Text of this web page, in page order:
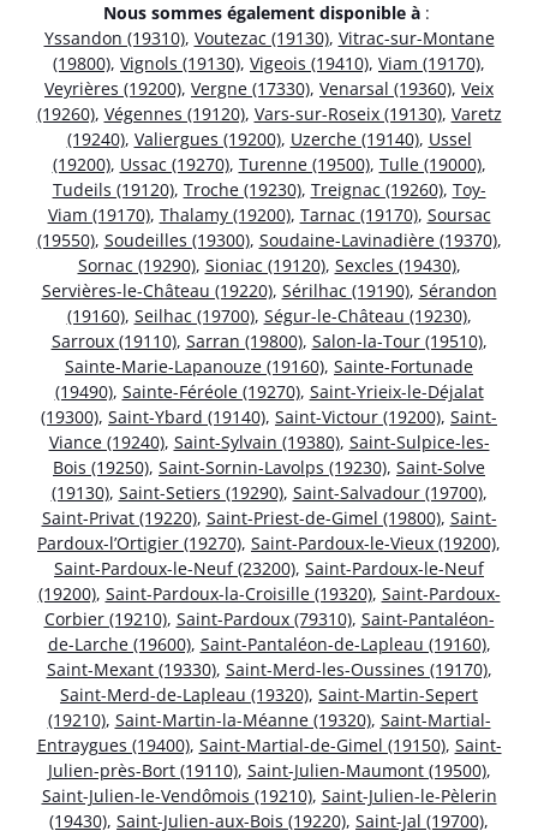
Nous sommes également disponible à :
Yssandon (19310), Voutezac (19130), Vitrac-sur-Montane
(19800), Vignols (19130), Vigeois (19410), Viam (19170),
Veyrières (19200), Vergne (17330), Venarsal (19360), Veix
(19260), Végennes (19120), Vars-sur-Roseix (19130), Varetz
(19240), Valiergues (19200), Uzerche (19140), Ussel
(19200), Ussac (19270), Turenne (19500), Tulle (19000),
Tudeils (19120), Troche (19230), Treignac (19260), Toy-
Viam (19170), Thalamy (19200), Tarnac (19170), Soursac
(19550), Soudeilles (19300), Soudaine-Lavinadière (19370),
Sornac (19290), Sioniac (19120), Sexcles (19430),
Servières-le-Château (19220), Sérilhac (19190), Sérandon
(19160), Seilhac (19700), Ségur-le-Château (19230),
Sarroux (19110), Sarran (19800), Salon-la-Tour (19510),
Sainte-Marie-Lapanouze (19160), Sainte-Fortunade
(19490), Sainte-Féréole (19270), Saint-Yrieix-le-Déjalat
(19300), Saint-Ybard (19140), Saint-Victour (19200), Saint-
Viance (19240), Saint-Sylvain (19380), Saint-Sulpice-les-
Bois (19250), Saint-Sornin-Lavolps (19230), Saint-Solve
(19130), Saint-Setiers (19290), Saint-Salvadour (19700),
Saint-Privat (19220), Saint-Priest-de-Gimel (19800), Saint-
Pardoux-l’Ortigier (19270), Saint-Pardoux-le-Vieux (19200),
Saint-Pardoux-le-Neuf (23200), Saint-Pardoux-le-Neuf
(19200), Saint-Pardoux-la-Croisille (19320), Saint-Pardoux-
Corbier (19210), Saint-Pardoux (79310), Saint-Pantaléon-
de-Larche (19600), Saint-Pantaléon-de-Lapleau (19160),
Saint-Mexant (19330), Saint-Merd-les-Oussines (19170),
Saint-Merd-de-Lapleau (19320), Saint-Martin-Sepert
(19210), Saint-Martin-la-Méanne (19320), Saint-Martial-
Entraygues (19400), Saint-Martial-de-Gimel (19150), Saint-
Julien-près-Bort (19110), Saint-Julien-Maumont (19500),
Saint-Julien-le-Vendômois (19210), Saint-Julien-le-Pèlerin
(19430), Saint-Julien-aux-Bois (19220), Saint-Jal (19700),